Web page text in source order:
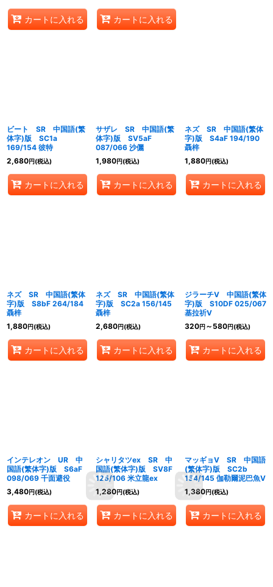
カートに入れる カートに入れる
ビート SR 中国語(繁
体字)版 SC1a
169/154 彼特
2,680円(税込)
カートに入れる
サザレ SR 中国語(繁
体字)版 SV5aF
087/066 沙儷
1,980円(税込)
カートに入れる
ネズ SR 中国語(繁体
字)版 S4aF 194/190
聶梓
1,880円(税込)
カートに入れる
ネズ SR 中国語(繁体
字)版 S8bF 264/184
聶梓
1,880円(税込)
カートに入れる
ネズ SR 中国語(繁体
字)版 SC2a 156/145
聶梓
2,680円(税込)
カートに入れる
ジラーチV 中国語(繁体
字)版 S10DF 025/067
基拉祈V
320円～580円(税込)
カートに入れる
インテレオン UR 中
国語(繁体字)版 S6aF
098/069 千面避役
3,480円(税込)
カートに入れる
シャリタツex SR 中
国語(繁体字)版 SV8F
125/106 米立龍ex
1,280円(税込)
カートに入れる
マッギョV SR 中国語
(繁体字)版 SC2b
154/145 伽勒爾泥巴魚V
1,380円(税込)
カートに入れる